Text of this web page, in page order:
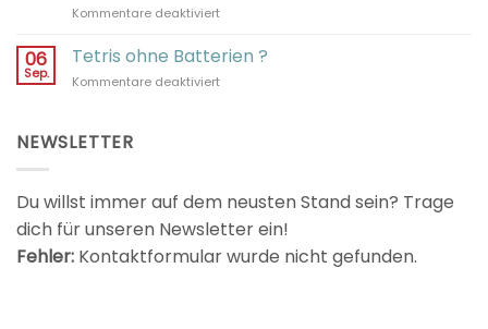
für
Brettspiel
Kommentare deaktiviertfür
der
Deutschen
Catan
06
Sep.
Tetris ohne Batterien ?
Kommentare deaktiviertfür
NEWSLETTER
Du willst immer auf dem neusten Stand sein? Trage
dich für unseren Newsletter ein!
Fehler: Kontaktformular wurde nicht gefunden.